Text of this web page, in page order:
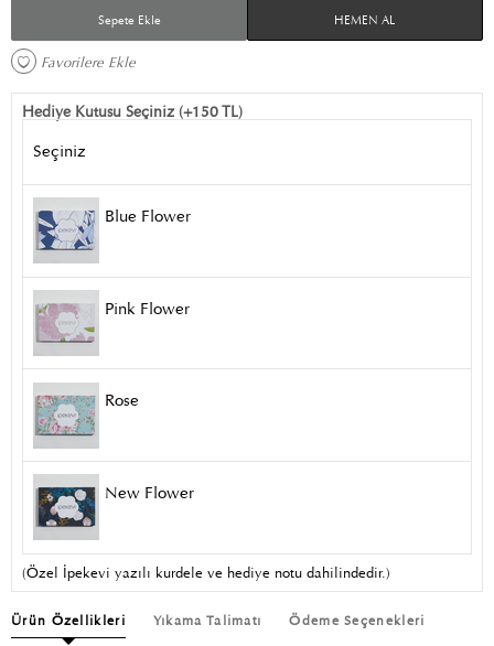
Sepete Ekle HEMEN AL
Favorilere Ekle
Hediye Kutusu Seçiniz (+150 TL)
Seçiniz
Blue Flower
Pink Flower
Rose
New Flower
(Özel İpekevi yazılı kurdele ve hediye notu dahilindedir.)
Ürün Özellikleri Yıkama Talimatı Ödeme Seçenekleri